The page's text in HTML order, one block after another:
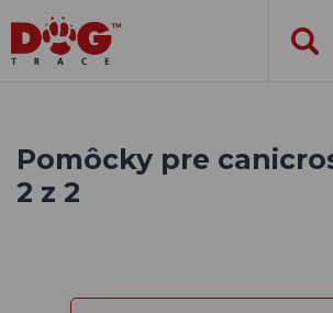
Pomôcky pre
2 z 2